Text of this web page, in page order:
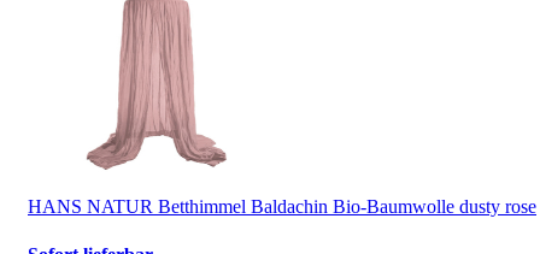
HANS NATUR Betthimmel Baldachin Bio-Baumwolle dusty rose